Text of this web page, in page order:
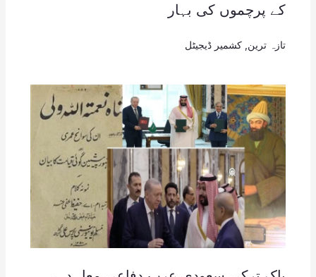
کے پرچموں کی بہار
تازہ ترین کشمیر ڈیجیٹل